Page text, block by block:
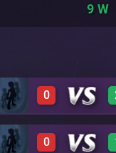
9
0
0 C26
0